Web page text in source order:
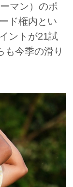
マン）のポ
ド権内とい
ントが21試
も今季の滑り